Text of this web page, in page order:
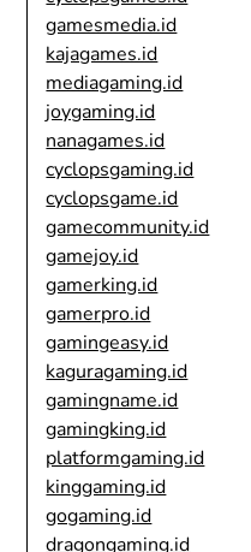
gamesmedia.id
kajagames.id
mediagaming.id
joygaming.id
nanagames.id
cyclopsgaming.id
cyclopsgame.id
gamecommunity.id
gamejoy.id
gamerking.id
gamerpro.id
gamingeasy.id
kaguragaming.id
gamingname.id
gamingking.id
platformgaming.id
kinggaming.id
gogaming.id
dragongaming.id